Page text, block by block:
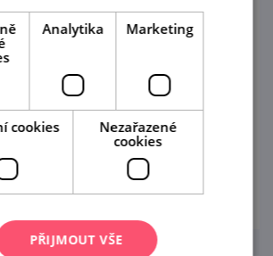
s cimbálkou Dyjavan
laděný podvečer s vínem
do Winebaru Chatka ve
Znojmě.
prohlédnout
Analytika Marketing
cookies
Nezařazené
cookies
PŘIJMOUT VŠE